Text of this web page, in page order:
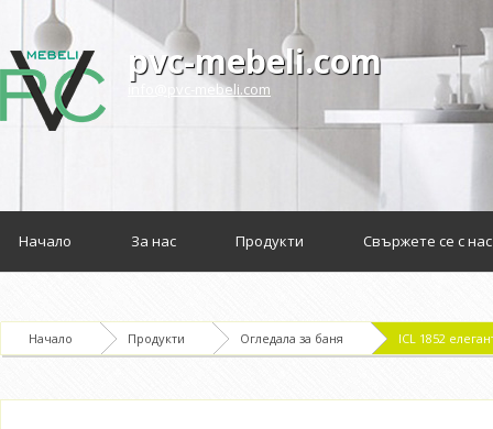
pvc-mebeli.com
info@pvc-mebeli.com
Начало За нас Продукти Свържете се с нас
Начало Продукти Огледала за баня ICL 1852